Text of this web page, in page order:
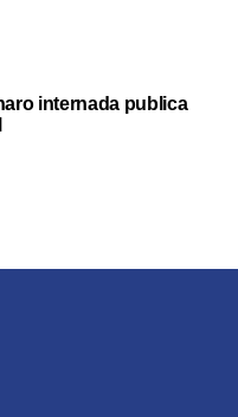
internada publica